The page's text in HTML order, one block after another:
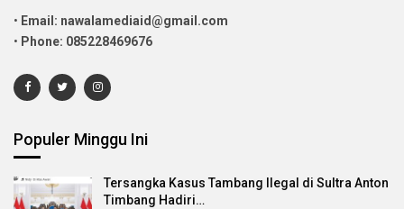
• Email: nawalamediaid@gmail.com
• Phone: 085228469676
Populer Minggu Ini
Tersangka Kasus Tambang Ilegal di Sultra Anton
Timbang Hadiri…